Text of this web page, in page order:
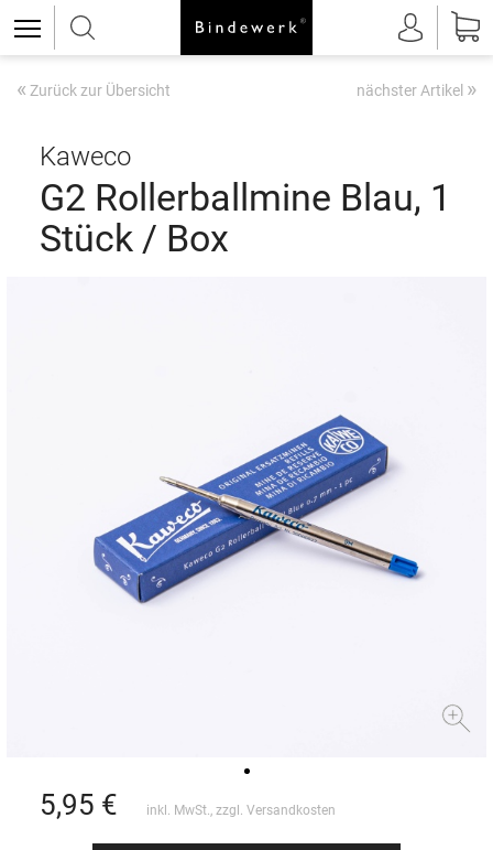
« Zurück zur Übersicht nächster Artikel »
Kaweco
G2 Rollerballmine Blau, 1
Stück / Box
5,95 € inkl. MwSt., zzgl. Versandkosten